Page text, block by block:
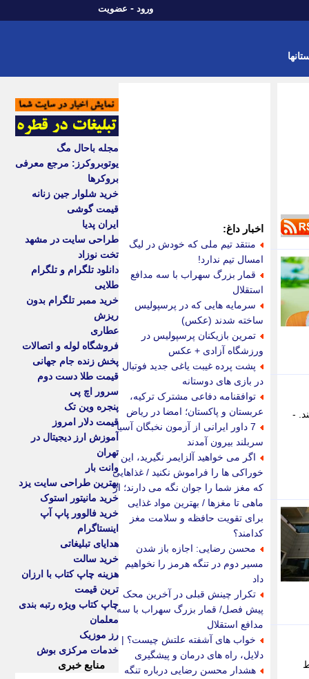
ورود - عضویت
-
اخبار داغ:
منتقد تیم ملی که خودش در لیگ
امسال تیم ندارد!
قمار بزرگ سهراب با سه مدافع
استقلال
سرمایه هایی که در پرسپولیس
ساخته شدند (عکس)
تمرین بازیکنان پرسپولیس در
ورزشگاه آزادی + عکس
پشت پرده غیبت یاغی جدید فوتبال
در بازی های دوستانه
توافقنامه دفاعی مشترک ترکیه،
عربستان و پاکستان؛ امضا در ریاض
7 داور ایرانی از آزمون نخبگان آسیا
سربلند بیرون آمدند
اگر می خواهید آلزایمر نگیرید، این
خوراکی ها را فراموش نکنید / غذاهایی
که مغز شما را جوان نگه می دارند؛ از
ماهی تا مغزها / بهترین مواد غذایی
برای تقویت حافظه و سلامت مغز
کدامند؟
محسن رضایی: اجازه باز شدن
مسیر دوم در تنگه هرمز را نخواهیم
داد
تکرار چینش قبلی در آخرین محک
پیش فصل/ قمار بزرگ سهراب با سه
مدافع استقلال
خواب های آشفته علتش چیست؟ |
دلایل، راه های درمان و پیشگیری
هشدار محسن رضایی درباره تنگه
مجله باحال مگ
یوتوبروکرز: مرجع معرفی
بروکرها
خرید شلوار جین زنانه
قیمت گوشی
ایران پدیا
طراحی سایت در مشهد
تخت نوزاد
دانلود تلگرام و تلگرام
طلایی
خرید ممبر تلگرام بدون
ریزش
عطاری
فروشگاه لوله و اتصالات
پخش زنده جام جهانی
قیمت طلا دست دوم
سرور اچ پی
پنجره وین تک
قیمت دلار امروز
آموزش ارز دیجیتال در
تهران
وانت بار
بهترین طراحی سایت یزد
خرید مانیتور استوک
خرید فالوور پاپ آپ
اینستاگرام
هدایای تبلیغاتی
خرید سالت
هزینه چاپ کتاب با ارزان
ترین قیمت
چاپ کتاب ویژه رتبه بندی
معلمان
رز موزیک
خدمات مرکزی بوش
منابع خبری